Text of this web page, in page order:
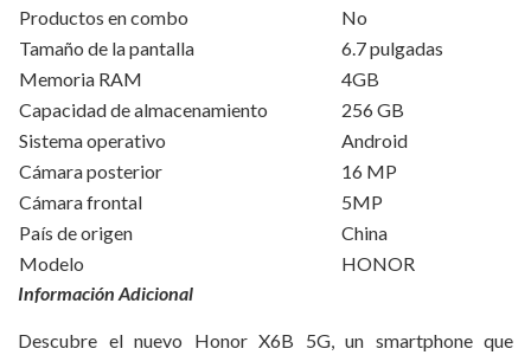
Productos en combo
No
Tamaño de la pantalla
6.7 pulgadas
Memoria RAM
4GB
Capacidad de almacenamiento
256 GB
Sistema operativo
Android
Cámara posterior
16 MP
Cámara frontal
5MP
País de origen
China
Modelo
HONOR
Información Adicional
Descubre el nuevo Honor X6B 5G, un smartphone que